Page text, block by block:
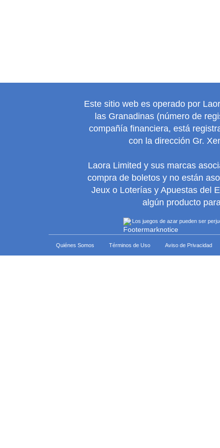
Este sitio web es operado por
las Granadinas (número de
compañía financiera, está
con la dirección Gr.
Laora Limited y sus marcas
compra de boletos y no están
Jeux o Loterías y Apuestas del
algún producto
Los juegos de azar pueden ser
Quiénes Somos Términos de Uso Aviso de Privacidad